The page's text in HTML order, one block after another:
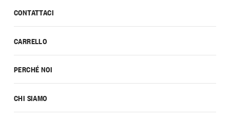
CONTATTACI
CARRELLO
PERCHÉ NOI
CHI SIAMO